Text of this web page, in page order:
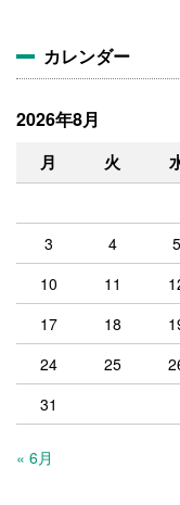
カレンダー
2026年8月
月 火
3
4 5
10
11
17
18
24
25
31
« 6月